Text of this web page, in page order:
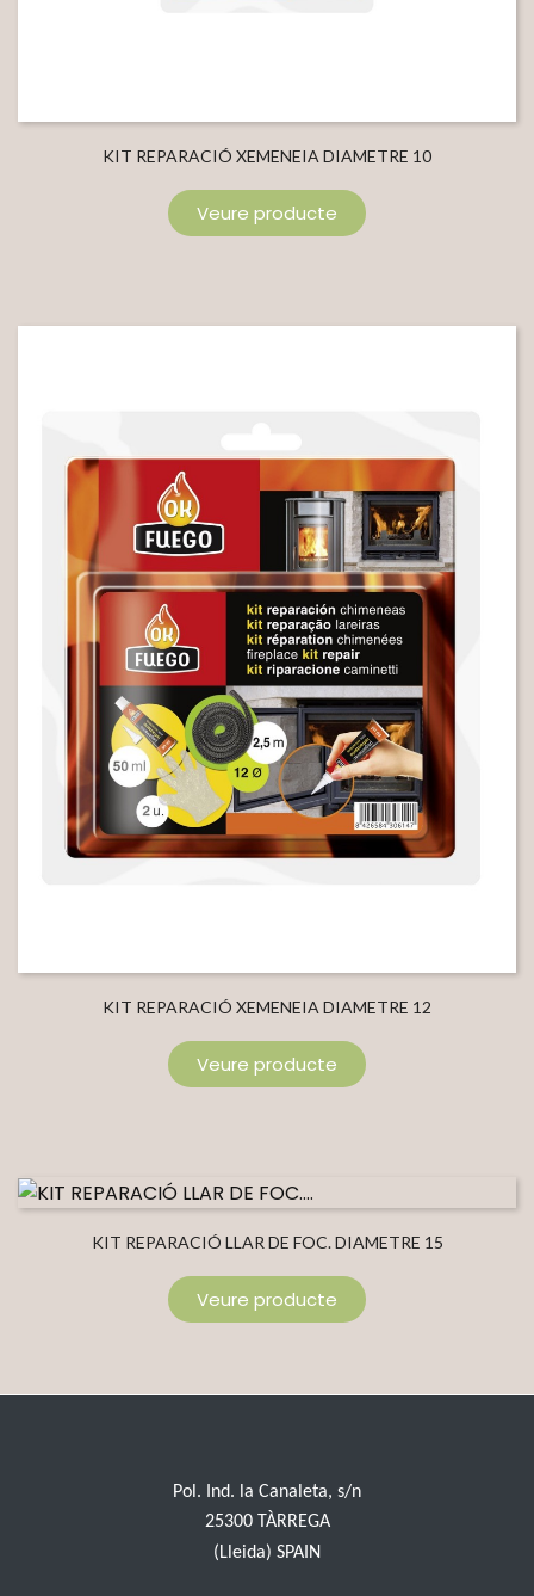
KIT REPARACIÓ XEMENEIA DIAMETRE 10
Veure producte
KIT REPARACIÓ XEMENEIA DIAMETRE 12
Veure producte
KIT REPARACIÓ LLAR DE FOC. DIAMETRE 15
Veure producte
Pol. Ind. la Canaleta, s/n
25300 TÀRREGA
(Lleida) SPAIN